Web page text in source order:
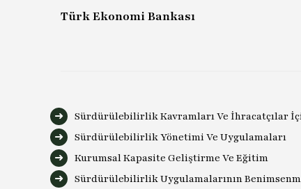
Türk Ekonomi Bankası
Sürdürülebilirlik Kavramları Ve İhracatçılar
Sürdürülebilirlik Yönetimi Ve Uygulamaları
Kurumsal Kapasite Geliştirme Ve Eğitim
Sürdürülebilirlik Uygulamalarının